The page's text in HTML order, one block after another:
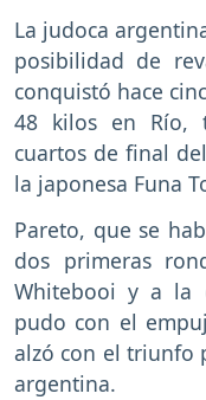
La judoca
posibilidad de
conquistó hace
48 kilos en Río,
cuartos de final
la japonesa Funa
Pareto, que se
dos primeras
Whitebooi y a la
pudo con el
alzó con el triunfo
argentina.